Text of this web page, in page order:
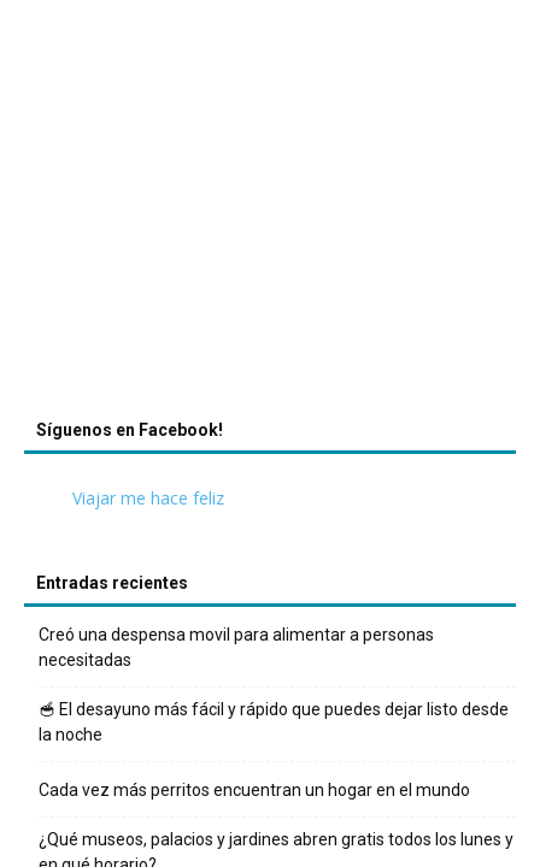
Síguenos en Facebook!
Viajar me hace feliz
Entradas recientes
Creó una despensa movil para alimentar a personas
necesitadas
🥣 El desayuno más fácil y rápido que puedes dejar listo desde
la noche
Cada vez más perritos encuentran un hogar en el mundo
¿Qué museos, palacios y jardines abren gratis todos los lunes y